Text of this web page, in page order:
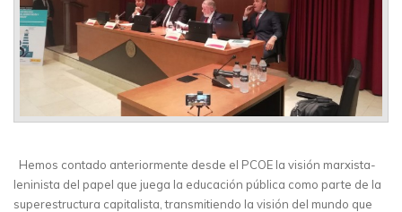
Hemos contado anteriormente desde el PCOE la visión marxista-
leninista del papel que juega la educación pública como parte de la
superestructura capitalista, transmitiendo la visión del mundo que